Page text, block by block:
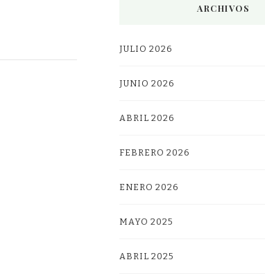
ARCHIVOS
JULIO 2026
JUNIO 2026
ABRIL 2026
FEBRERO 2026
ENERO 2026
MAYO 2025
ABRIL 2025